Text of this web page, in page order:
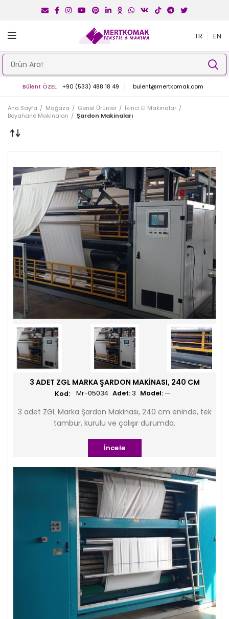
TR EN
Bülent ÖZEL +90 (533) 488 18 49 bulent@mertkomak.com
Ana Sayfa Mağaza Genel Ürünler
İkinci El Makinalar
Boyahane Makinaları
Şardon Makinaları
3 ADET ZGL MARKA ŞARDON MAKINASI, 240 CM
Adet: 3 Model: —
Mr-05034
3 adet ZGL Marka Şardon Makinası, 240 cm eninde, tek
tambur, kurulu ve çalışır durumda.
İncele